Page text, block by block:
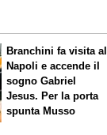
Branchini fa visita al
Napoli e accende il
sogno Gabriel
Jesus. Per la porta
spunta Musso